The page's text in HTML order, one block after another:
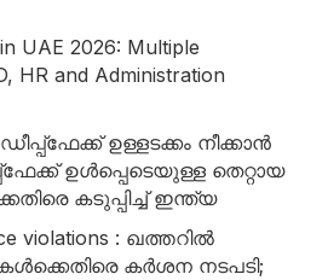
UAE 2026: Multiple
HR and Administration
ഉള്ളടക്കം നീക്കാൻ
ഉൾപ്പെടെയുള്ള തെറ്റായ
കടുപ്പിച്ച് ഇന്ത്യ
violations : ഖത്തറിൽ
കർശന നടപടി;